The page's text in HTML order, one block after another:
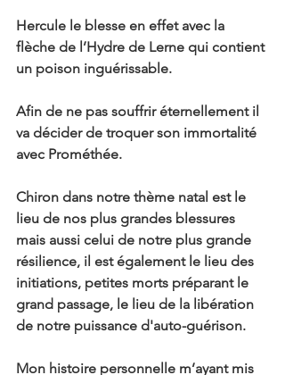
Hercule le blesse en effet avec la
flèche de l’Hydre de Lerne qui contient
un poison inguérissable.
Afin de ne pas souffrir éternellement il
va décider de troquer son immortalité
avec Prométhée.
Chiron dans notre thème natal est le
lieu de nos plus grandes blessures
mais aussi celui de notre plus grande
résilience, il est également le lieu des
initiations, petites morts préparant le
grand passage, le lieu de la libération
de notre puissance d'auto-guérison.
Mon histoire personnelle m’ayant mis